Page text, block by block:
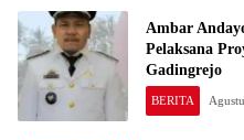
Ambar
Pelaksana
Gadingrejo
BERITA